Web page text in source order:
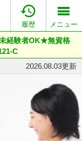

履歴 メニュー
経験者OK★無資格
C
2026.08.03更新